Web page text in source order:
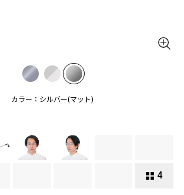
カラー：シルバー(マット)
4